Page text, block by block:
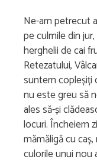
Ne-am petrecut
pe culmile din
herghelii de cai
Retezatului,
suntem copleșiți
nu este greu să
ales să-și
locuri. Încheiem
mămăligă cu
culorile unui nou